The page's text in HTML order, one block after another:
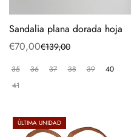
Sandalia plana dorada hoja
Precio
de
€70,00
Precio
regular
€139,00
35 36 37 38 39
40
41
ÚLTIMA UNIDAD